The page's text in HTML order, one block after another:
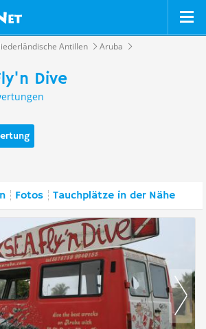
Antillen
Aruba
Dive
Fotos Tauchplätze in der Nähe